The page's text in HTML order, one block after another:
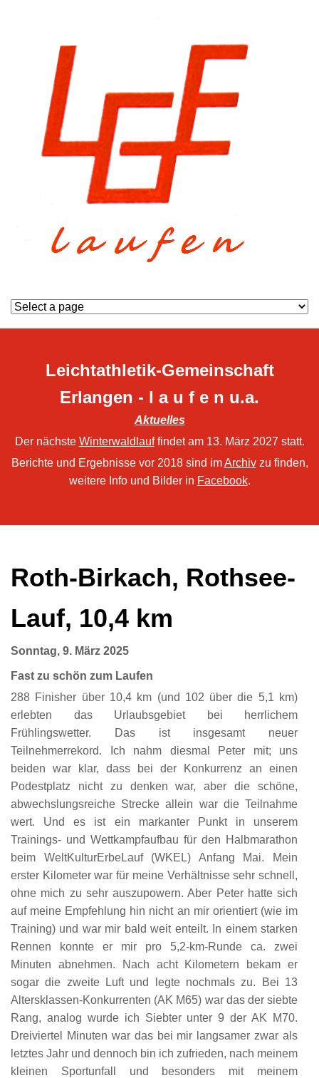
Leichtathletik-Gemeinschaft
Erlangen - l a u f e n u.a.
Aktuelles
Der nächste Winterwaldlauffindet am 13. März 2027 statt.
Berichte und Ergebnisse vor 2018 sind imArchivzu finden,
weitere Info und Bilder in Facebook.
Roth-Birkach, Rothsee-
Lauf, 10,4 km
Sonntag, 9. März 2025
Fast zu schön zum Laufen
288 Finisher über 10,4 km (und 102 über die 5,1 km)
erlebten das Urlaubsgebiet bei herrlichem
Frühlingswetter. Das ist insgesamt neuer
Teilnehmerrekord. Ich nahm diesmal Peter mit; uns
beiden war klar, dass bei der Konkurrenz an einen
Podestplatz nicht zu denken war, aber die schöne,
abwechslungsreiche Strecke allein war die Teilnahme
wert. Und es ist ein markanter Punkt in unserem
Trainings- und Wettkampfaufbau für den Halbmarathon
beim WeltKulturErbeLauf (WKEL) Anfang Mai. Mein
erster Kilometer war für meine Verhältnisse sehr schnell,
ohne mich zu sehr auszupowern. Aber Peter hatte sich
auf meine Empfehlung hin nicht an mir orientiert (wie im
Training) und war mir bald weit enteilt. In einem starken
Rennen konnte er mir pro 5,2-km-Runde ca. zwei
Minuten abnehmen. Nach acht Kilometern bekam er
sogar die zweite Luft und legte nochmals zu. Bei 13
Altersklassen-Konkurrenten (AK M65) war das der siebte
Rang, analog wurde ich Siebter unter 9 der AK M70.
Dreiviertel Minuten war das bei mir langsamer zwar als
letztes Jahr und dennoch bin ich zufrieden, nach meinem
kleinen Sportunfall und besonders mit meinem